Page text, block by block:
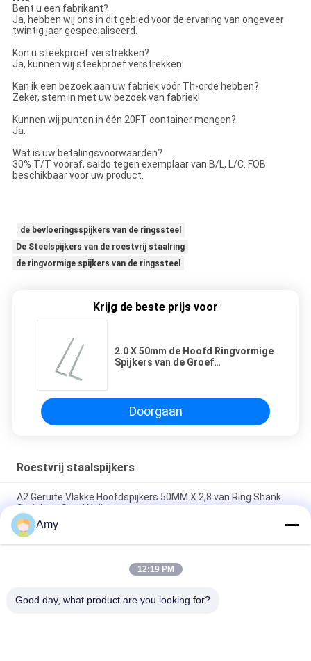
Bent u een fabrikant?
Ja, hebben wij ons in dit gebied voor de ervaring van ongeveer
twintig jaar gespecialiseerd.
Kon u steekproef verstrekken?
Ja, kunnen wij steekproef verstrekken.
Kan ik een bezoek aan uw fabriek vóór Th-orde hebben?
Zeker, stem in met uw bezoek van fabriek!
Kunnen wij punten in één 20FT container mengen?
Ja.
Wat is uw betalingsvoorwaarden?
30% T/T vooraf, saldo tegen exemplaar van B/L, L/C. FOB
beschikbaar voor uw product.
de bevloeringsspijkers van de ringssteel
De Steelspijkers van de roestvrij staalring
de ringvormige spijkers van de ringssteel
Krijg de beste prijs voor
2.0 X 50mm de Hoofd Ringvormige
Spijkers van de Groef
Doorgaan
Roestvrij staalspijkers
A2 Geruite Vlakke Hoofdspijkers 50MM X 2,8 van Ring Shank
Stainless Steel Nails
40 X 2.8MM Ringvormig Ring Shank Nails, Spiraalvormige het
Eindigen van SUS316 Spijkers
SUS316 ovale Hoofdroestvrij staalspijkers Ring Shank For
Amy
12:19 PM
Good day, what product are you looking for?